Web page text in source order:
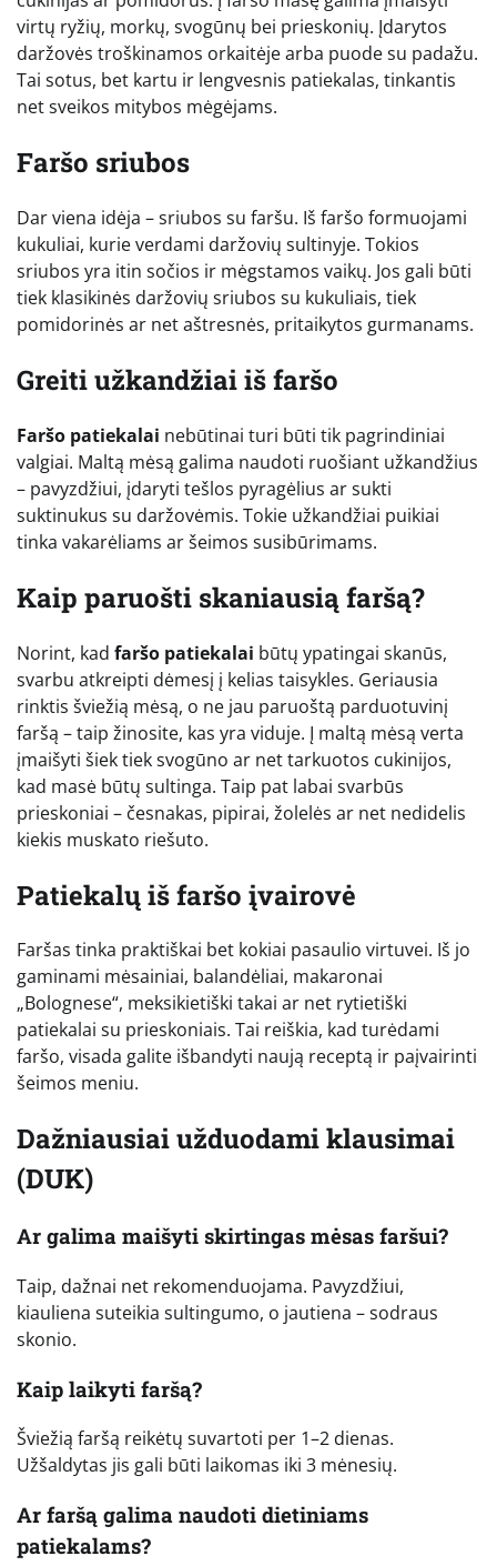
virtų ryžių, morkų, svogūnų bei prieskonių. Įdarytos
daržovės troškinamos orkaitėje arba puode su padažu.
Tai sotus, bet kartu ir lengvesnis patiekalas, tinkantis
net sveikos mitybos mėgėjams.
Faršo sriubos
Dar viena idėja – sriubos su faršu. Iš faršo formuojami
kukuliai, kurie verdami daržovių sultinyje. Tokios
sriubos yra itin sočios ir mėgstamos vaikų. Jos gali būti
tiek klasikinės daržovių sriubos su kukuliais, tiek
pomidorinės ar net aštresnės, pritaikytos gurmanams.
Greiti užkandžiai iš faršo
Faršo patiekalai nebūtinai turi būti tik pagrindiniai
valgiai. Maltą mėsą galima naudoti ruošiant užkandžius
– pavyzdžiui, įdaryti tešlos pyragėlius ar sukti
suktinukus su daržovėmis. Tokie užkandžiai puikiai
tinka vakarėliams ar šeimos susibūrimams.
Kaip paruošti skaniausią faršą?
Norint, kad faršo patiekalai būtų ypatingai skanūs,
svarbu atkreipti dėmesį į kelias taisykles. Geriausia
rinktis šviežią mėsą, o ne jau paruoštą parduotuvinį
faršą – taip žinosite, kas yra viduje. Į maltą mėsą verta
įmaišyti šiek tiek svogūno ar net tarkuotos cukinijos,
kad masė būtų sultinga. Taip pat labai svarbūs
prieskoniai – česnakas, pipirai, žolelės ar net nedidelis
kiekis muskato riešuto.
Patiekalų iš faršo įvairovė
Faršas tinka praktiškai bet kokiai pasaulio virtuvei. Iš jo
gaminami mėsainiai, balandėliai, makaronai
„Bolognese“, meksikietiški takai ar net rytietiški
patiekalai su prieskoniais. Tai reiškia, kad turėdami
faršo, visada galite išbandyti naują receptą ir paįvairinti
šeimos meniu.
Dažniausiai užduodami klausimai
(DUK)
Ar galima maišyti skirtingas mėsas faršui?
Taip, dažnai net rekomenduojama. Pavyzdžiui,
kiauliena suteikia sultingumo, o jautiena – sodraus
skonio.
Kaip laikyti faršą?
Šviežią faršą reikėtų suvartoti per 1–2 dienas.
Užšaldytas jis gali būti laikomas iki 3 mėnesių.
Ar faršą galima naudoti dietiniams
patiekalams?